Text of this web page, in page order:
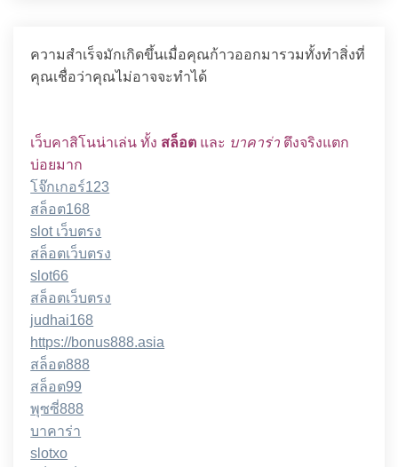
ความสำเร็จมักเกิดขึ้นเมื่อคุณก้าวออกมารวมทั้งทำสิ่งที่
คุณเชื่อว่าคุณไม่อาจจะทำได้
เว็บคาสิโนน่าเล่น ทั้ง สล็อต และ บาคาร่า ตึงจริงแตก
บ่อยมาก
โจ๊กเกอร์123
สล็อต168
slot เว็บตรง
สล็อตเว็บตรง
slot66
สล็อตเว็บตรง
judhai168
https://bonus888.asia
สล็อต888
สล็อต99
พุซซี่888
บาคาร่า
slotxo